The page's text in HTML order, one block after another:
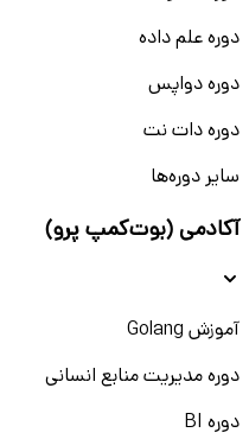
دوره علم داده
دوره دواپس
دوره دات نت
سایر دوره‌ها
آکادمی (بوت‌کمپ پرو)
آموزش Golang
دوره مدیریت منابع انسانی
دوره BI